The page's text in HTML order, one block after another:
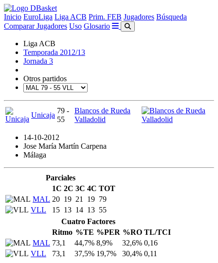
Inicio EuroLiga Liga ACB Prim. FEB Jugadores Búsqueda
Comparar Jugadores Uso Glosario
Liga ACB
Temporada 2012/13
Jornada 3
Otros partidos
Unicaja
79 -
55
Blancos de Rueda
Valladolid
14-10-2012
Jose María Martín Carpena
Málaga
Parciales
1C 2C 3C 4C TOT
MAL 20 19 21 19 79
VLL
15 13 14 13 55
Cuatro Factores
Ritmo %TE %PER %RO TL/TCI
MAL 73,1 44,7% 8,9% 32,6% 0,16
VLL
73,1 37,5% 19,7% 30,4% 0,11